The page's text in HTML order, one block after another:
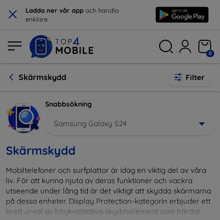
× Ladda ner vår app och handla
enklare.
0
Skärmskydd Filter
Snabbsökning
Samsung Galaxy S24
Skärmskydd
Mobiltelefoner och surfplattor är idag en viktig del av våra
liv. För att kunna njuta av deras funktioner och vackra
utseende under lång tid är det viktigt att skydda skärmarna
på dessa enheter. Display Protection-kategorin erbjuder ett
brett urval av högkvalitativa skyddselement som härdat